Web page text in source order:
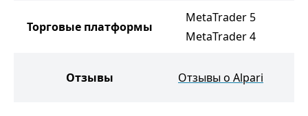
Торговые платформы
MetaTrader 5
MetaTrader 4
Отзывы Отзывы о Alpari